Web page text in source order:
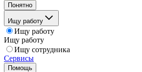
Понятно
Ищу работу
Ищу работу
Ищу работу
Ищу сотрудника
Сервисы
Помощь